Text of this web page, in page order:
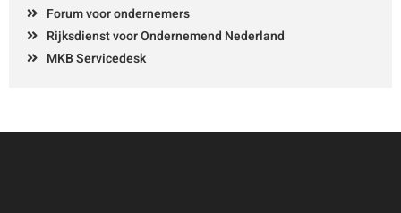
Forum voor ondernemers
Rijksdienst voor Ondernemend Nederland
MKB Servicedesk